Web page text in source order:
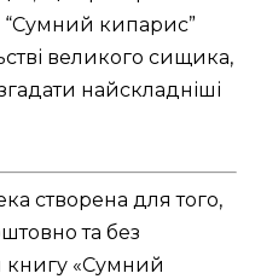
кипарис”
великого сищика,
найскладніші
створена для того,
та без
книгу «Сумний